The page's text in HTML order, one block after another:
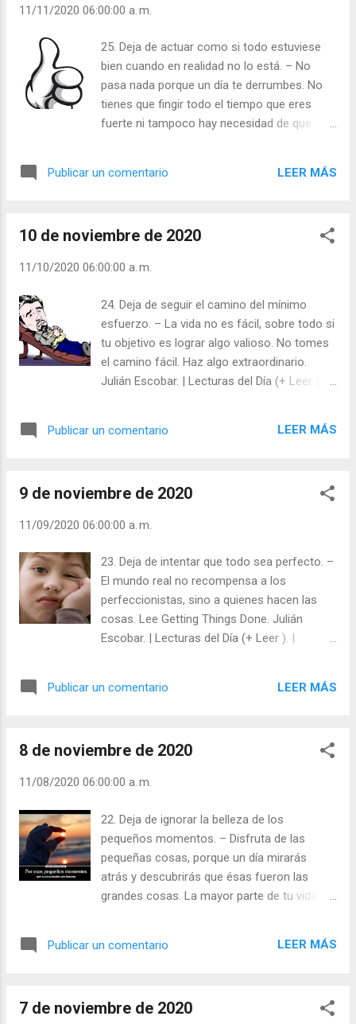
11/11/2020 06:00:00 a. m.
25. Deja de actuar como si todo estuviese
bien cuando en realidad no lo está. – No
pasa nada porque un día te derrumbes. No
tienes que fingir todo el tiempo que eres
fuerte ni tampoco hay necesidad de que
los demás piensen: si necesitas llorar, hazlo;
Escobar. | Lecturas del Día (+ Leer ). |
día (+ Leer ) | Laudes (+ Leer ) | Vísperas (+
Publicar un comentario LEER MÁS
10 de noviembre de 2020
11/10/2020 06:00:00 a. m.
24. Deja de seguir el camino del mínimo
esfuerzo. – La vida no es fácil, sobre todo si
tu objetivo es lograr algo valioso. No tomes
el camino fácil. Haz algo extraordinario.
Julián Escobar. | Lecturas del Día (+ Leer ). |
Leer ) |
Publicar un comentario LEER MÁS
9 de noviembre de 2020
11/09/2020 06:00:00 a. m.
23. Deja de intentar que todo sea perfecto. –
El mundo real no recompensa a los
perfeccionistas, sino a quienes hacen las
cosas. Lee Getting Things Done. Julián
Escobar. | Lecturas del Día (+ Leer ). |
Leer ) |
Publicar un comentario LEER MÁS
8 de noviembre de 2020
11/08/2020 06:00:00 a. m.
22. Deja de ignorar la belleza de los
pequeños momentos. – Disfruta de las
pequeñas cosas, porque un día mirarás
atrás y descubrirás que ésas fueron las
grandes cosas. La mayor parte de tu vida
sonriendo con la gente que te importa. Julián
día (+ Leer ) | Laudes (+ Leer ) | Vísperas (+
Publicar un comentario LEER MÁS
7 de noviembre de 2020